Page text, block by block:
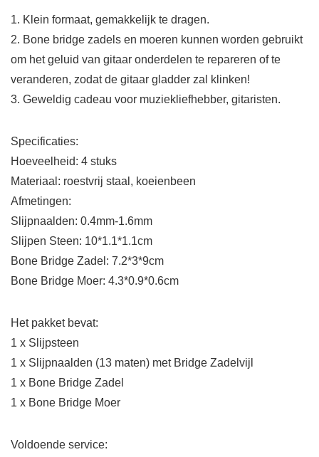
1. Klein formaat, gemakkelijk te dragen.
2. Bone bridge zadels en moeren kunnen worden gebruikt
om het geluid van gitaar onderdelen te repareren of te
veranderen, zodat de gitaar gladder zal klinken!
3. Geweldig cadeau voor muziekliefhebber, gitaristen.
Specificaties:
Hoeveelheid: 4 stuks
Materiaal: roestvrij staal, koeienbeen
Afmetingen:
Slijpnaalden: 0.4mm-1.6mm
Slijpen Steen: 10*1.1*1.1cm
Bone Bridge Zadel: 7.2*3*9cm
Bone Bridge Moer: 4.3*0.9*0.6cm
Het pakket bevat:
1 x Slijpsteen
1 x Slijpnaalden (13 maten) met Bridge Zadelvijl
1 x Bone Bridge Zadel
1 x Bone Bridge Moer
Voldoende service: